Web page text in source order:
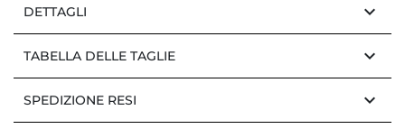
DETTAGLI keyboard_arrow_down
TABELLA DELLE TAGLIE keyboard_arrow_down
SPEDIZIONE RESI keyboard_arrow_down